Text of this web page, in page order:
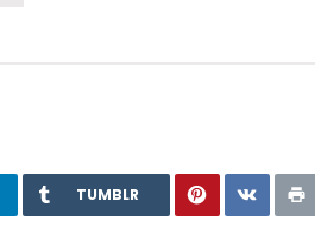
TUMBLR